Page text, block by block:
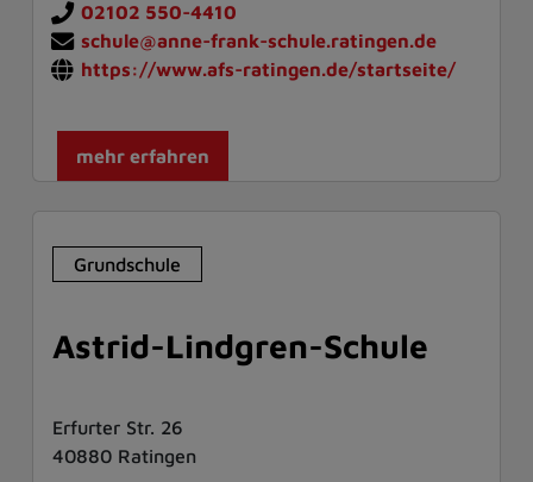
02102 550-4410
schule@anne-frank-schule.ratingen.de
https://www.afs-ratingen.de/startseite/
mehr erfahren
Grundschule
Astrid-Lindgren-Schule
Erfurter Str. 26
40880 Ratingen